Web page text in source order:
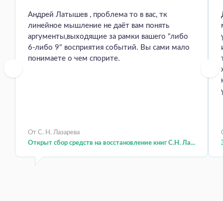
Андрей Латышев , проблема то в вас, тк
линейное мышление не даёт вам понять
аргументы,выходящие за рамки вашего "либо
6-либо 9" восприятия событий. Вы сами мало
понимаете о чем спорите.
От С. Н. Лазарева
Открыт сбор средств на восстановление книг С.Н. Ла...